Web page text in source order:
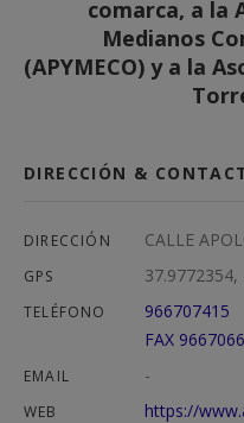
comarca, a la
Medianos
(APYMECO) y a la
DIRECCIÓN &
DIRECCIÓN CALLE
GPS 37.9772354,
TELÉFONO
966707415
FAX
EMAIL -
WEB https://